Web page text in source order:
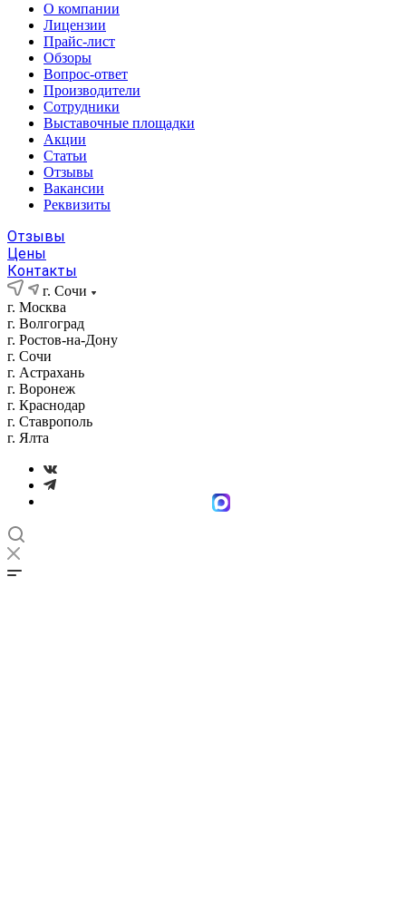
О компании
Лицензии
Прайс-лист
Обзоры
Вопрос-ответ
Производители
Сотрудники
Выставочные площадки
Акции
Статьи
Отзывы
Вакансии
Реквизиты
Отзывы
Цены
Контакты
г. Сочи
г. Москва
г. Волгоград
г. Ростов-на-Дону
г. Сочи
г. Астрахань
г. Воронеж
г. Краснодар
г. Ставрополь
г. Ялта